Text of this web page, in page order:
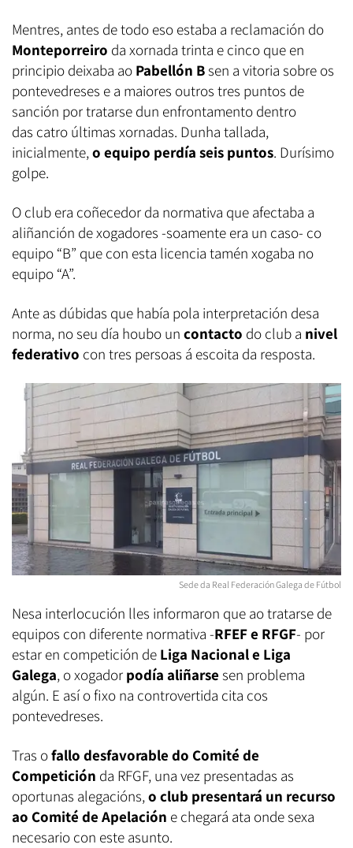
Mentres, antes de todo eso estaba a reclamación do
Monteporreiro da xornada trinta e cinco que en
principio deixaba ao Pabellón Bsen a vitoria sobre os
pontevedreses e a maiores outros tres puntos de
sanción por tratarse dun enfrontamento dentro
das catro últimas xornadas. Dunha tallada,
inicialmente,o equipo perdía seis puntos. Durísimo
golpe.
O club era coñecedor da normativa que afectaba a
aliñanción de xogadores -soamente era un caso- co
equipo “B” que con esta licencia tamén xogaba no
equipo “A”.
Ante as dúbidas que había pola interpretación desa
norma, no seu día houbo un contacto do club a nivel
federativo con tres persoas á escoita da resposta.
Sede da Real Federación Galega de Fútbol
Nesa interlocución lles informaron que ao tratarse de
equipos con diferente normativa -RFEF e RFGF- por
estar en competición de Liga Nacional e Liga
Galega, o xogador podía aliñarse sen problema
algún. E así o fixo na controvertida cita cos
pontevedreses.
Tras ofallo desfavorable do Comité de
Competición da RFGF, una vez presentadas as
oportunas alegacións,o club presentará un recurso
ao Comité de Apelación e chegará ata onde sexa
necesario con este asunto.